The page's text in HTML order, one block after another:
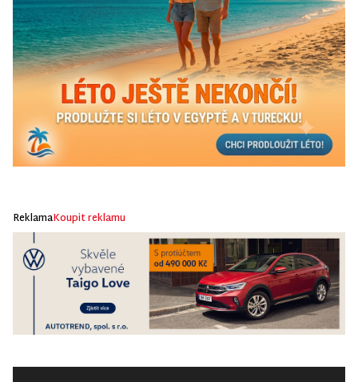
ReklamaKoupit reklamu